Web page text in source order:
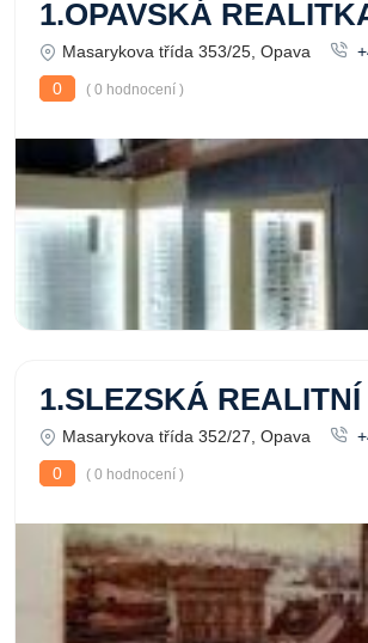
1.OPAVSKÁ
Masarykova třída 353/25, Opava
0
( 0 hodnocení )
1.SLEZSKÁ
Masarykova třída 352/27, Opava
0
( 0 hodnocení )